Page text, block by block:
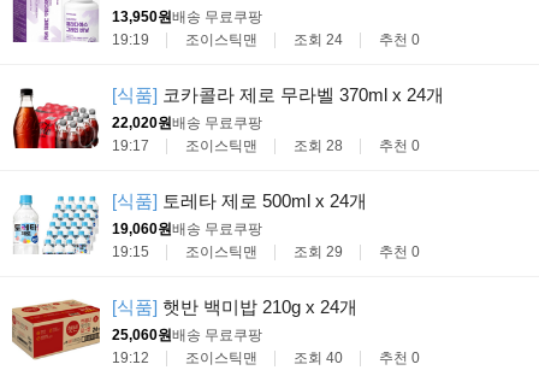
13,950원배송 무료쿠팡
19:19
조이스틱맨 조회 24 추천 0
[식품] 코카콜라 제로 무라벨 370ml x 24개
22,020원배송 무료쿠팡
19:17
조이스틱맨 조회 28 추천 0
[식품] 토레타 제로 500ml x 24개
19,060원배송 무료쿠팡
19:15
조이스틱맨 조회 29 추천 0
[식품] 햇반 백미밥 210g x 24개
25,060원배송 무료쿠팡
19:12
조이스틱맨 조회 40 추천 0